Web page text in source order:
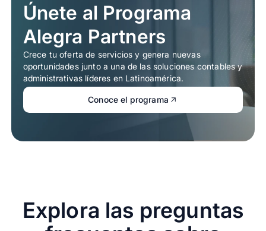
Únete al Programa
Alegra Partners
Crece tu oferta de servicios y genera nuevas
oportunidades junto a una de las soluciones contables y
administrativas líderes en Latinoamérica.
Conoce el programa
Explora las preguntas